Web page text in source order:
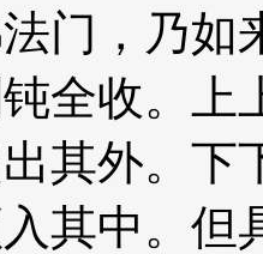
门，乃如
全收。上
其外。下
其中。